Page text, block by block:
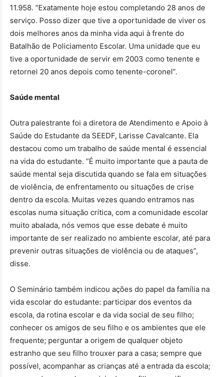
11.958. “Exatamente hoje estou completando 28 anos de
serviço. Posso dizer que tive a oportunidade de viver os
dois melhores anos da minha vida aqui à frente do
Batalhão de Policiamento Escolar. Uma unidade que eu
tive a oportunidade de servir em 2003 como tenente e
retornei 20 anos depois como tenente-coronel”.
Saúde mental
Outra palestrante foi a diretora de Atendimento e Apoio à
Saúde do Estudante da SEEDF, Larisse Cavalcante. Ela
destacou como um trabalho de saúde mental é essencial
na vida do estudante. “É muito importante que a pauta de
saúde mental seja discutida quando se fala em situações
de violência, de enfrentamento ou situações de crise
dentro da escola. Muitas vezes quando entramos nas
escolas numa situação crítica, com a comunidade escolar
muito abalada, nós vemos que esse debate é muito
importante de ser realizado no ambiente escolar, até para
prevenir outras situações de violência ou de ataques”,
disse.
O Seminário também indicou ações do papel da família na
vida escolar do estudante: participar dos eventos da
escola, da rotina escolar e da vida social de seu filho;
conhecer os amigos de seu filho e os ambientes que ele
frequente; perguntar a origem de qualquer objeto
estranho que seu filho trouxer para a casa; sempre que
possível, acompanhar as crianças até a entrada da escola;